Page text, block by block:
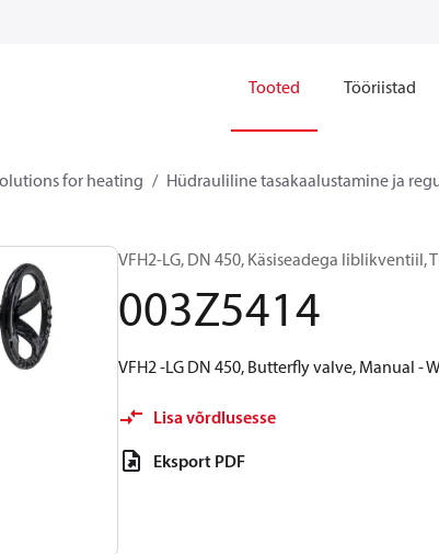
Tooted Tööriistad
for heating Hüdrauliline tasakaalustamine ja
VFH2-LG, DN 450, Käsiseadega liblikventiil,
003Z5414
VFH2 -LG DN 450, Butterfly valve, Manual -
Lisa võrdlusesse
Eksport PDF